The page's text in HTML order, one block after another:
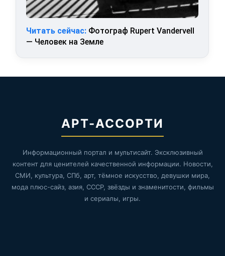
Читать сейчас: Фотограф Rupert Vandervell
— Человек на Земле
АРТ-АССОРТИ
Информационный портал и мультисайт. Эксклюзивный
контент для ценителей качественной информации. Новости,
СМИ, культура, СПб, арт, тёмное искусство, девушки мира,
мода плюс-сайз, азия, СССР, звёзды и знаменитости, фильмы
и сериалы, игры.